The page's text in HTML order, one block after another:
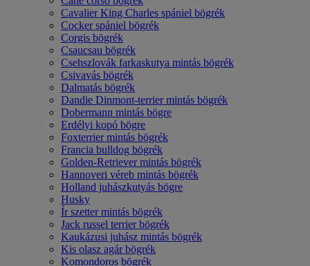
Cavalier King Charles spániel bögrék
Cocker spániel bögrék
Corgis bögrék
Csaucsau bögrék
Csehszlovák farkaskutya mintás bögrék
Csivavás bögrék
Dalmatás bögrék
Dandie Dinmont-terrier mintás bögrék
Dobermann mintás bögre
Erdélyi kopó bögre
Foxterrier mintás bögrék
Francia bulldog bögrék
Golden-Retriever mintás bögrék
Hannoveri véreb mintás bögrék
Holland juhászkutyás bögre
Husky
Ír szetter mintás bögrék
Jack russel terrier bögrék
Kaukázusi juhász mintás bögrék
Kis olasz agár bögrék
Komondoros bögrék